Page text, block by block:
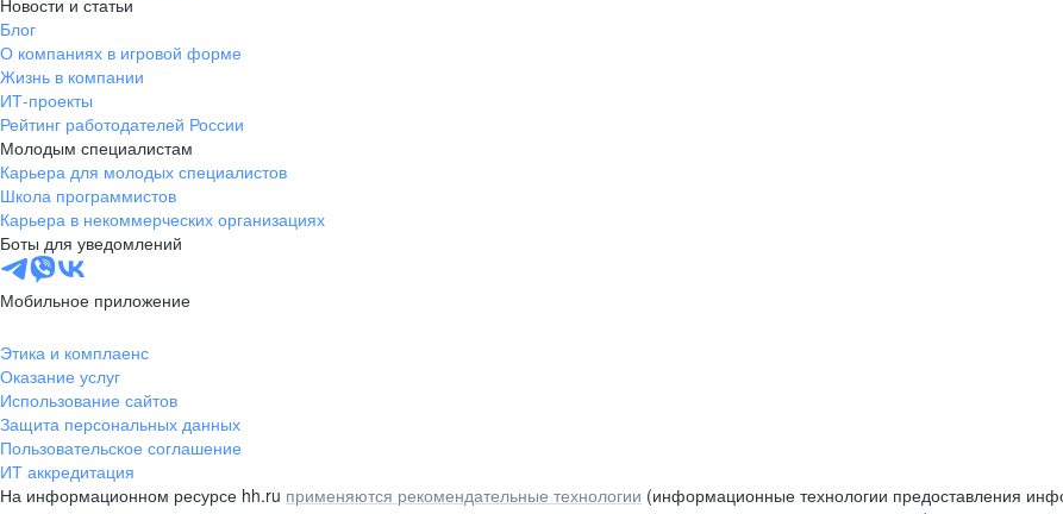
Новости и статьи
Блог
О компаниях в игровой форме
Жизнь в компании
ИТ-проекты
Рейтинг работодателей России
Молодым специалистам
Карьера для молодых специалистов
Школа программистов
Карьера в некоммерческих организациях
Боты для уведомлений
Мобильное приложение
Этика и комплаенс
Оказание услуг
Использование сайтов
Защита персональных данных
Пользовательское соглашение
ИТ аккредитация
На информационном ресурсе hh.ru применяются рекомендательные технологии (информационные технологии предоставления